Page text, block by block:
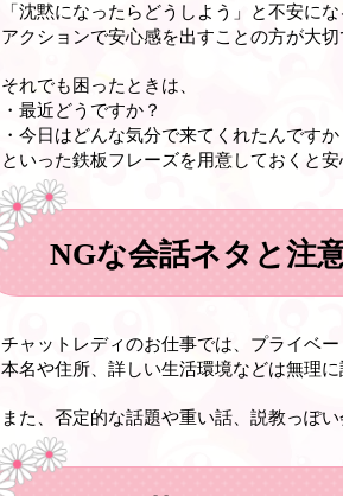
「沈黙になったらどうしよう」と不安に
アクションで安心感を出すことの方が大切
それでも困ったときは、
・最近どうですか？
・今日はどんな気分で来てくれたんですか
といった鉄板フレーズを用意しておくと安
NGな会話ネタと注
チャットレディのお仕事では、プライベ
本名や住所、詳しい生活環境などは無理に
また、否定的な話題や重い話、説教っぽ